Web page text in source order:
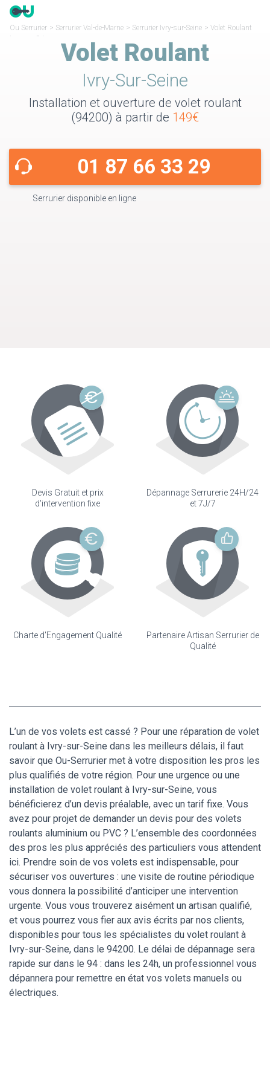
Ou Serrurier > Serrurier Val-de-Marne > Serrurier Ivry-sur-Seine > Volet Roulant
Ivry-sur-Seine
Volet Roulant
Ivry-Sur-Seine
Installation et ouverture de volet roulant
(94200) à partir de 149€
01 87 66 33 29
Serrurier disponible en ligne
Devis Gratuit et prix
d'intervention fixe
Dépannage Serrurerie 24H/24
et 7J/7
Charte d'Engagement Qualité
Partenaire Artisan Serrurier de
Qualité
L’un de vos volets est cassé ? Pour une réparation de volet
roulant à Ivry-sur-Seine dans les meilleurs délais, il faut
savoir que Ou-Serrurier met à votre disposition les pros les
plus qualifiés de votre région. Pour une urgence ou une
installation de volet roulant à Ivry-sur-Seine, vous
bénéficierez d’un devis préalable, avec un tarif fixe. Vous
avez pour projet de demander un devis pour des volets
roulants aluminium ou PVC ? L’ensemble des coordonnées
des pros les plus appréciés des particuliers vous attendent
ici. Prendre soin de vos volets est indispensable, pour
sécuriser vos ouvertures : une visite de routine périodique
vous donnera la possibilité d’anticiper une intervention
urgente. Vous vous trouverez aisément un artisan qualifié,
et vous pourrez vous fier aux avis écrits par nos clients,
disponibles pour tous les spécialistes du volet roulant à
Ivry-sur-Seine, dans le 94200. Le délai de dépannage sera
rapide sur dans le 94 : dans les 24h, un professionnel vous
dépannera pour remettre en état vos volets manuels ou
électriques.